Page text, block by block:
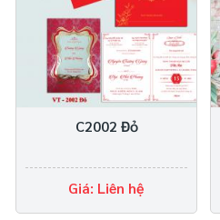
C2002 Đỏ
Giá: Liên hệ